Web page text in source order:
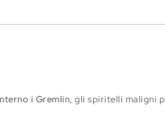
i Gremlin, gli spiritelli maligni